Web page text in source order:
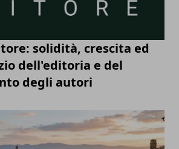
solidità, crescita ed
dell'editoria e del
degli autori